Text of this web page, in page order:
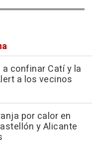
confinar Catí y la
a los vecinos
por calor en
y Alicante